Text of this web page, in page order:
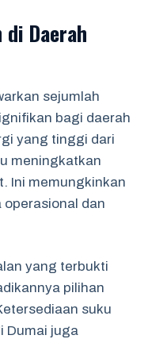
Daerah
sejumlah
bagi daerah
yang tinggi dari
meningkatkan
Ini memungkinkan
dan
yang terbukti
pilihan
suku
Dumai juga